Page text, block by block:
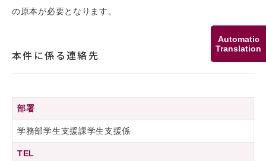
Automatic
Translation
の原本が必要となります。
本件に係る連絡先
部署
学務部学生支援課学生支援係
TEL